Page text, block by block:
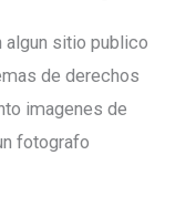
sitio publico
de derechos
imagenes de
fotografo